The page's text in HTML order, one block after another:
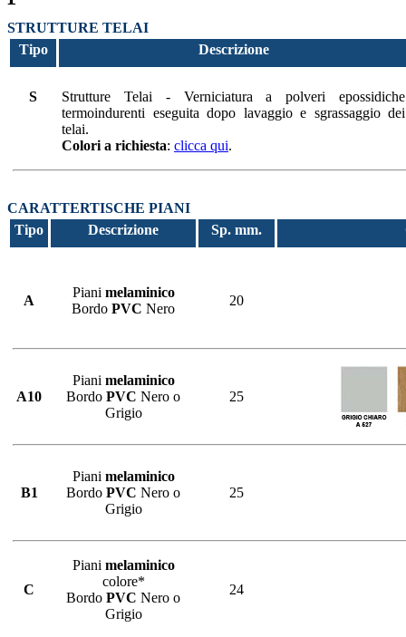
STRUTTURE TELAI
Tipo
Descrizione
S
Strutture Telai - Verniciatura a polveri epossidiche
termoindurenti eseguita dopo lavaggio e sgrassaggio dei
telai.
Colori a richiesta: clicca qui.
CARATTERTISCHE PIANI
Tipo
Descrizione Sp. mm.
A
Piani melaminico
Bordo PVC Nero
20
A10
Piani melaminico
Bordo PVC Nero o
Grigio
25
B1
Piani melaminico
Bordo PVC Nero o
Grigio
25
C
Piani melaminico
colore*
Bordo PVC Nero o
Grigio
24